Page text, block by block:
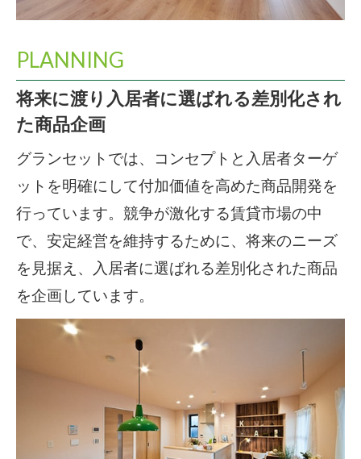
PLANNING
将来に渡り入居者に選ばれる差別化され
た商品企画
グランセットでは、コンセプトと入居者ターゲ
ットを明確にして付加価値を高めた商品開発を
行っています。競争が激化する賃貸市場の中
で、安定経営を維持するために、将来のニーズ
を見据え、入居者に選ばれる差別化された商品
を企画しています。